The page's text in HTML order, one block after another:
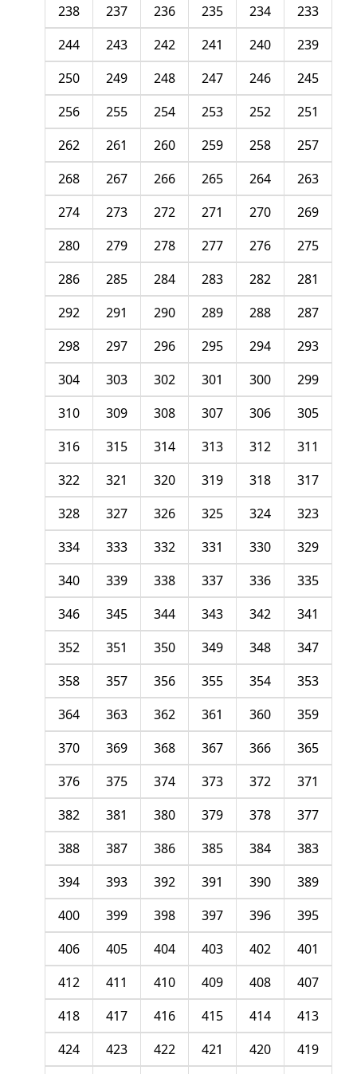
233
234
235
236
237
238
239
240
241
242
243
244
245
246
247
248
249
250
251
252
253
254
255
256
257
258
259
260
261
262
263
264
265
266
267
268
269
270
271
272
273
274
275
276
277
278
279
280
281
282
283
284
285
286
287
288
289
290
291
292
293
294
295
296
297
298
299
300
301
302
303
304
305
306
307
308
309
310
311
312
313
314
315
316
317
318
319
320
321
322
323
324
325
326
327
328
329
330
331
332
333
334
335
336
337
338
339
340
341
342
343
344
345
346
347
348
349
350
351
352
353
354
355
356
357
358
359
360
361
362
363
364
365
366
367
368
369
370
371
372
373
374
375
376
377
378
379
380
381
382
383
384
385
386
387
388
389
390
391
392
393
394
395
396
397
398
399
400
401
402
403
404
405
406
407
408
409
410
411
412
413
414
415
416
417
418
419
420
421
422
423
424